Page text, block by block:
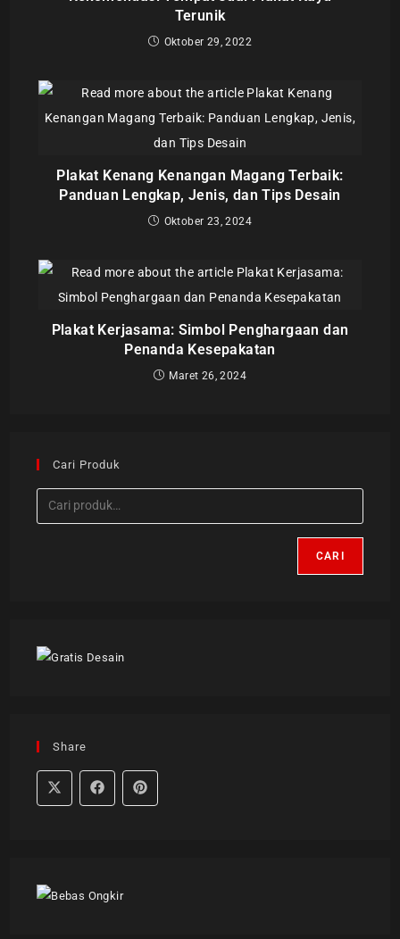
Terunik
Oktober 29, 2022
Plakat Kenang Kenangan Magang Terbaik:
Panduan Lengkap, Jenis, dan Tips Desain
Oktober 23, 2024
Plakat Kerjasama: Simbol Penghargaan dan
Penanda Kesepakatan
Maret 26, 2024
Cari Produk
CARI
Share